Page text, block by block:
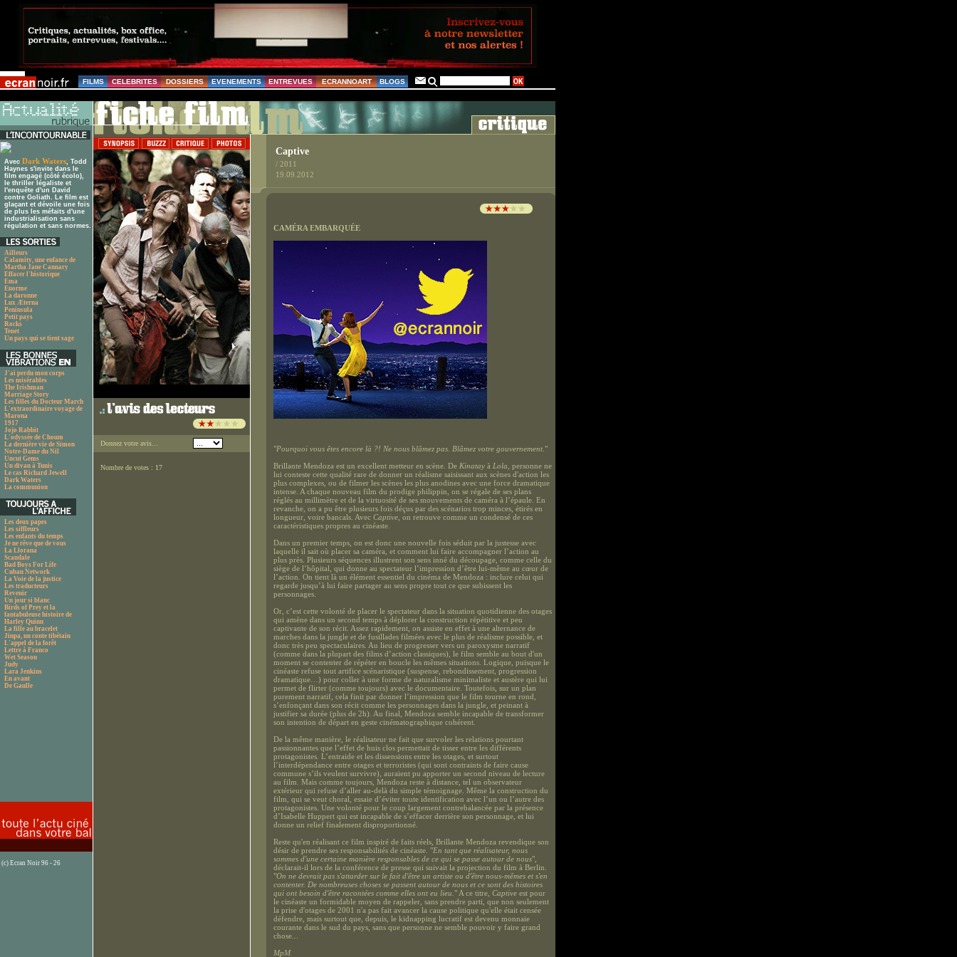
FILMS CELEBRITES DOSSIERS EVENEMENTS ENTREVUES ECRANNOART BLOGS
Avec Dark Waters, Todd
Haynes s'invite dans le
film engagé (côté écolo),
le thriller légaliste et
l'enquête d'un David
contre Goliath. Le film est
glaçant et dévoile une fois
de plus les méfaits d'une
industrialisation sans
régulation et sans normes.
Ailleurs
Calamity, une enfance de
Martha Jane Cannary
Effacer l'historique
Ema
Enorme
La daronne
Lux Æterna
Peninsula
Petit pays
Rocks
Tenet
Un pays qui se tient sage
J'ai perdu mon corps
Les misérables
The Irishman
Marriage Story
Les filles du Docteur March
L'extraordinaire voyage de
Marona
1917
Jojo Rabbit
L'odyssée de Choum
La dernière vie de Simon
Notre-Dame du Nil
Uncut Gems
Un divan à Tunis
Le cas Richard Jewell
Dark Waters
La communion
Les deux papes
Les siffleurs
Les enfants du temps
Je ne rêve que de vous
La Llorana
Scandale
Bad Boys For Life
Cuban Network
La Voie de la justice
Les traducteurs
Revenir
Un jour si blanc
Birds of Prey et la
fantabuleuse histoire de
Harley Quinn
La fille au bracelet
Jinpa, un conte tibétain
L'appel de la forêt
Lettre à Franco
Wet Season
Judy
Lara Jenkins
En avant
De Gaulle
(c) Ecran Noir 96 - 26
Donnez votre avis...
Nombre de votes : 17
Captive
/ 2011
19.09.2012
CAMÉRA EMBARQUÉE
"Pourquoi vous êtes encore là ?! Ne nous blâmez pas. Blâmez votre gouvernement ."
Brillante Mendoza est un excellent metteur en scène. De Kinatay à Lola , personne ne
lui conteste cette qualité rare de donner un réalisme saisissant aux scènes d'action les
plus complexes, ou de filmer les scènes les plus anodines avec une force dramatique
intense. A chaque nouveau film du prodige philippin, on se régale de ses plans
réglés au millimètre et de la virtuosité de ses mouvements de caméra à l’épaule. En
revanche, on a pu être plusieurs fois déçus par des scénarios trop minces, étirés en
longueur, voire bancals. Avec Captive , on retrouve comme un condensé de ces
caractéristiques propres au cinéaste.
Dans un premier temps, on est donc une nouvelle fois séduit par la justesse avec
laquelle il sait où placer sa caméra, et comment lui faire accompagner l’action au
plus près. Plusieurs séquences illustrent son sens inné du découpage, comme celle du
siège de l’hôpital, qui donne au spectateur l’impression d’être lui-même au cœur de
l’action. On tient là un élément essentiel du cinéma de Mendoza : inclure celui qui
regarde jusqu’à lui faire partager au sens propre tout ce que subissent les
personnages.
Or, c’est cette volonté de placer le spectateur dans la situation quotidienne des otages
qui amène dans un second temps à déplorer la construction répétitive et peu
captivante de son récit. Assez rapidement, on assiste en effet à une alternance de
marches dans la jungle et de fusillades filmées avec le plus de réalisme possible, et
donc très peu spectaculaires. Au lieu de progresser vers un paroxysme narratif
(comme dans la plupart des films d’action classiques), le film semble au bout d'un
moment se contenter de répéter en boucle les mêmes situations. Logique, puisque le
cinéaste refuse tout artifice scénaristique (suspense, rebondissement, progression
dramatique…) pour coller à une forme de naturalisme minimaliste et austère qui lui
permet de flirter (comme toujours) avec le documentaire. Toutefois, sur un plan
purement narratif, cela finit par donner l’impression que le film tourne en rond,
s’enfonçant dans son récit comme les personnages dans la jungle, et peinant à
justifier sa durée (plus de 2h). Au final, Mendoza semble incapable de transformer
son intention de départ en geste cinématographique cohérent.
De la même manière, le réalisateur ne fait que survoler les relations pourtant
passionnantes que l’effet de huis clos permettait de tisser entre les différents
protagonistes. L’entraide et les dissensions entre les otages, et surtout
l’interdépendance entre otages et terroristes (qui sont contraints de faire cause
commune s’ils veulent survivre), auraient pu apporter un second niveau de lecture
au film. Mais comme toujours, Mendoza reste à distance, tel un observateur
extérieur qui refuse d’aller au-delà du simple témoignage. Même la construction du
film, qui se veut choral, essaie d’éviter toute identification avec l’un ou l’autre des
protagonistes. Une volonté pour le coup largement contrebalancée par la présence
d’Isabelle Huppert qui est incapable de s’effacer derrière son personnage, et lui
donne un relief finalement disproportionné.
Reste qu'en réalisant ce film inspiré de faits réels, Brillante Mendoza revendique son
désir de prendre ses responsabilités de cinéaste. "En tant que réalisateur, nous
sommes d'une certaine manière responsables de ce qui se passe autour de nous",
déclarait-il lors de la conférence de presse qui suivait la projection du film à Berlin.
"On ne devrait pas s'attarder sur le fait d'être un artiste ou d'être nous-mêmes et s'en
contenter. De nombreuses choses se passent autour de nous et ce sont des histoires
qui ont besoin d'être racontées comme elles ont eu lieu. " A ce titre, Captive est pour
le cinéaste un formidable moyen de rappeler, sans prendre parti, que non seulement
la prise d'otages de 2001 n'a pas fait avancer la cause politique qu'elle était censée
défendre, mais surtout que, depuis, le kidnapping lucratif est devenu monnaie
courante dans le sud du pays, sans que personne ne semble pouvoir y faire grand
chose...
MpM